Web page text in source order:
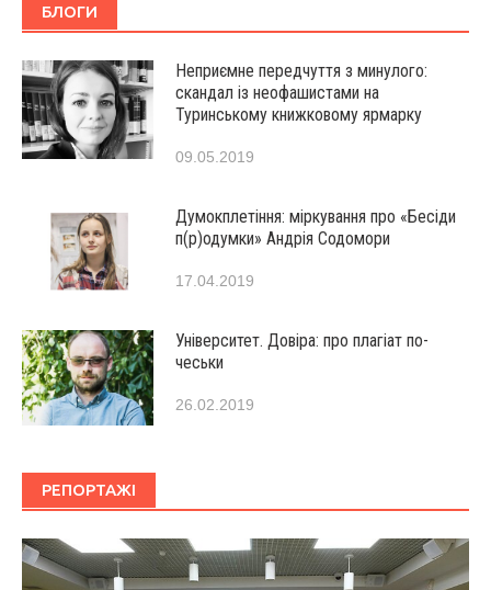
БЛОГИ
Неприємне передчуття з минулого:
скандал із неофашистами на
Туринському книжковому ярмарку
09.05.2019
Думокплетіння: міркування про «Бесіди
п(р)одумки» Андрія Содомори
17.04.2019
Університет. Довіра: про плагіат по-
чеськи
26.02.2019
РЕПОРТАЖІ